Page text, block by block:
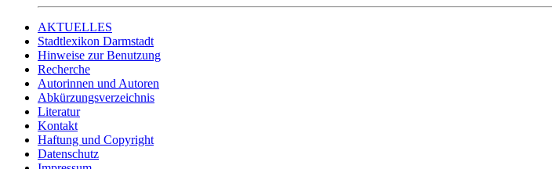
AKTUELLES
Stadtlexikon Darmstadt
Hinweise zur Benutzung
Recherche
Autorinnen und Autoren
Abkürzungsverzeichnis
Literatur
Kontakt
Haftung und Copyright
Datenschutz